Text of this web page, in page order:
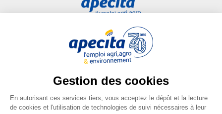
Entreprise
Liens utiles
Plan du site
FAQ